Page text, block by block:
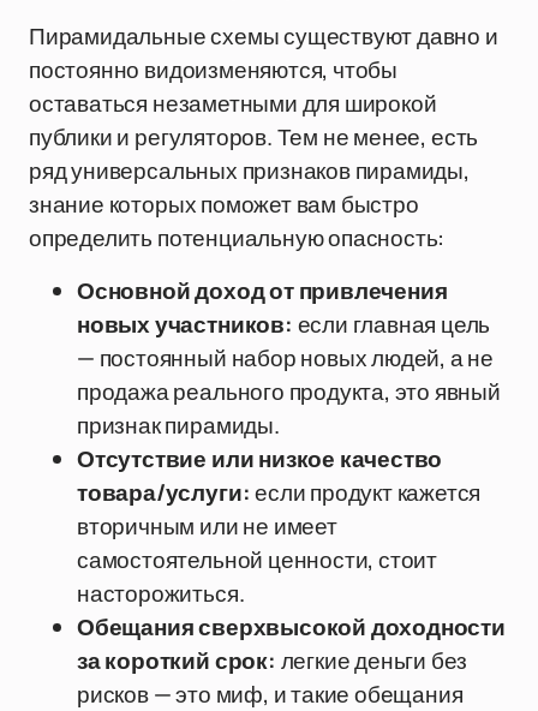
Пирамидальные схемы существуют давно и
постоянно видоизменяются, чтобы
оставаться незаметными для широкой
публики и регуляторов. Тем не менее, есть
ряд универсальных признаков пирамиды,
знание которых поможет вам быстро
определить потенциальную опасность:
Основной доход от привлечения
новых участников: если главная цель
— постоянный набор новых людей, а не
продажа реального продукта, это явный
признак пирамиды.
Отсутствие или низкое качество
товара/услуги:если продукт кажется
вторичным или не имеет
самостоятельной ценности, стоит
насторожиться.
Обещания сверхвысокой доходности
за короткий срок: легкие деньги без
рисков — это миф, и такие обещания